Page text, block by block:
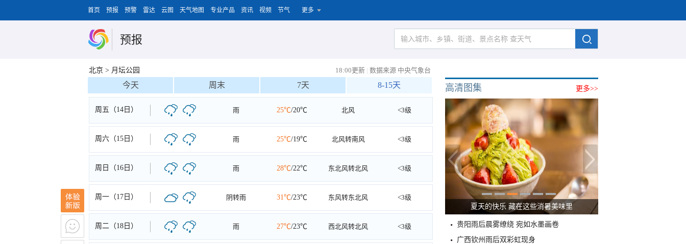
首页 预报 预警 雷达 云图 天气地图 专业产品 资讯 视频 节气 更多
预报
北京 > 月坛公园 18:00更新 | 数据来源 中央气象台
今天 周末 7天 8-15天
周五（14日） 雨 25℃/20℃ 北风 <3级
周六（15日） 雨 25℃/19℃ 北风转南风 <3级
周日（16日） 雨 28℃/22℃ 东北风转北风 <3级
周一（17日） 阴转雨 31℃/23℃ 东风转东北风 <3级
周二（18日） 雨 27℃/23℃ 西北风转北风 <3级
更多>>
高清图集
夏天的快乐 藏在这些消暑美味里
贵阳雨后晨雾缭绕 宛如水墨画卷
广西钦州雨后双彩虹现身